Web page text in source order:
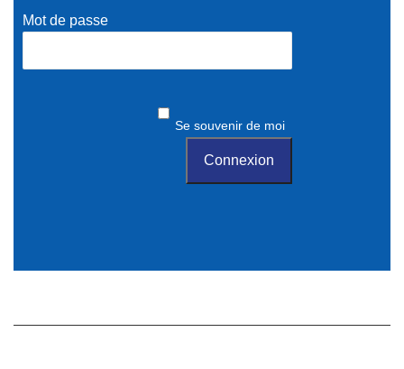
Mot de passe
Se souvenir de moi